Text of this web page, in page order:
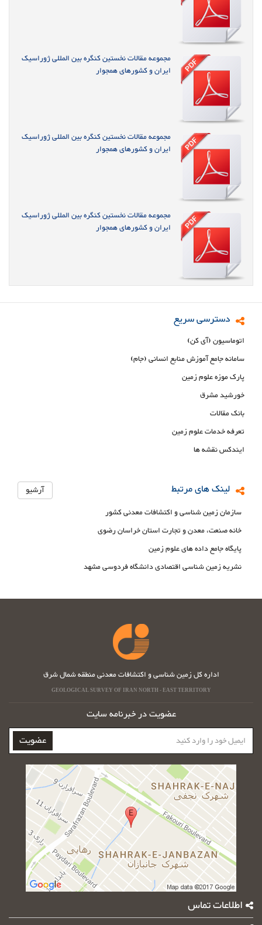
مجموعه مقالات نخستین کنگره بین المللی ژوراسیک
ایران و کشورهای همجوار
مجموعه مقالات نخستین کنگره بین المللی ژوراسیک
ایران و کشورهای همجوار
مجموعه مقالات نخستین کنگره بین المللی ژوراسیک
ایران و کشورهای همجوار
دسترسی سریع
اتوماسیون (آی کن)
سامانه جامع آموزش منابع انسانی (جام)
پارک موزه علوم زمین
خورشید مشرق
بانک مقالات
تعرفه خدمات علوم زمین
ایندکس نقشه ها
لینک های مرتبط آرشیو
سازمان زمین شناسی و اکتشافات معدنی کشور
خانه صنعت، معدن و تجارت استان خراسان رضوی
پایگاه جامع داده های علوم زمین
نشریه زمین شناسی اقتصادی دانشگاه فردوسی مشهد
اطلاعات تماس
اداره کل زمین شناسی و اکتشافات معدنی منطقه شمال شرق
GEOLOGICAL SURVEY OF IRAN NORTH - EAST TERRITORY
عضویت در خبرنامه سایت
ایمیل
خود
را
عضویت